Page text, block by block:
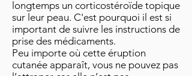
longtemps un corticostéroïde topique
sur leur peau. C'est pourquoi il est si
important de suivre les instructions de
prise des médicaments.
Peu importe où cette éruption
cutanée apparaît, vous ne pouvez pas